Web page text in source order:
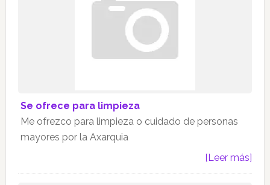
Se ofrece para limpieza
Me ofrezco para limpieza o cuidado de personas
mayores por la Axarquia
[Leer más]